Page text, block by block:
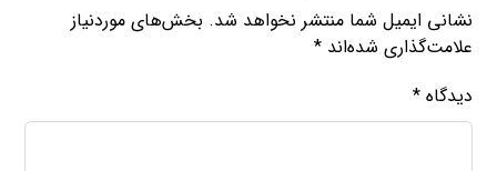
نشانی ایمیل شما منتشر نخواهد شد. بخش‌های موردنیاز
علامت‌گذاری شده‌اند*
دیدگاه*